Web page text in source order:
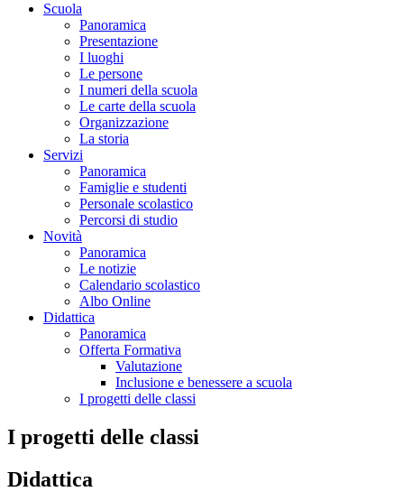
Scuola
Panoramica
Presentazione
I luoghi
Le persone
I numeri della scuola
Le carte della scuola
Organizzazione
La storia
Servizi
Panoramica
Famiglie e studenti
Personale scolastico
Percorsi di studio
Novità
Panoramica
Le notizie
Calendario scolastico
Albo Online
Didattica
Panoramica
Offerta Formativa
Valutazione
Inclusione e benessere a scuola
I progetti delle classi
I progetti delle classi
Didattica